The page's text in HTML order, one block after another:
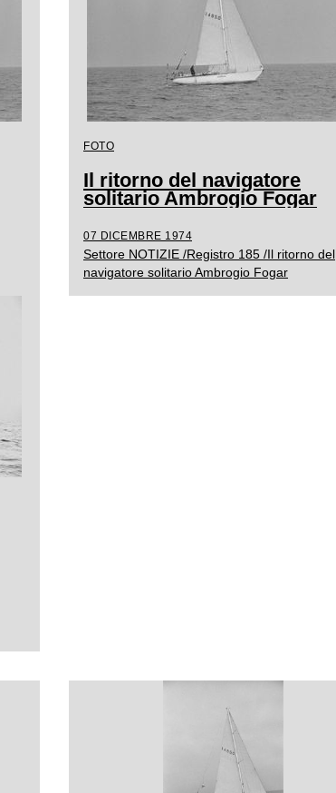
FOTO
Il ritorno del navigatore
solitario Ambrogio Fogar
07 DICEMBRE 1974
Settore NOTIZIE /Registro 185 /Il ritorno del
navigatore solitario Ambrogio Fogar